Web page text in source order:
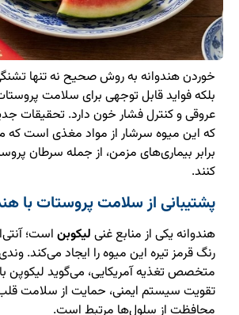
خوردن هندوانه به روش صحیح نه تنها
بلکه فواید قابل توجهی برای سلامت
عروقی و کنترل فشار خون دارد. تحقیقات
که این میوه سرشار از مواد مغذی است که
برابر بیماری‌های مزمن، از جمله سرطان
کنند.
پشتیبانی از سلامت پروستات با
هندوانه یکی از منابع غنی لیکوبن است؛
رنگ قرمز تیره این میوه را ایجاد می‌کند.
متخصص تغذیه آمریکایی، می‌گوید لیکوپن
تقویت سیستم ایمنی، حمایت از سلامت
محافظت از سلول‌ها مرتبط است.